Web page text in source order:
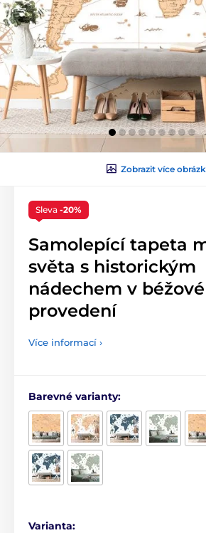
Zobrazit více
Sleva -20%
Samolepící tapeta
světa s historickým
nádechem v
provedení
Více informací ›
Barevné varianty:
Varianta: